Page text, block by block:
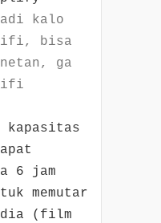
kalo
bisa
ga
kapasitas
6 jam
memutar
(film